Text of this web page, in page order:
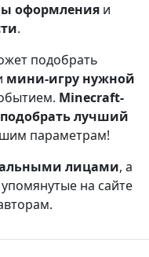
оформления и
.
подобрать
мини-игру нужной
Minecraft-
лучший
параметрам!
лицами, а
на сайте